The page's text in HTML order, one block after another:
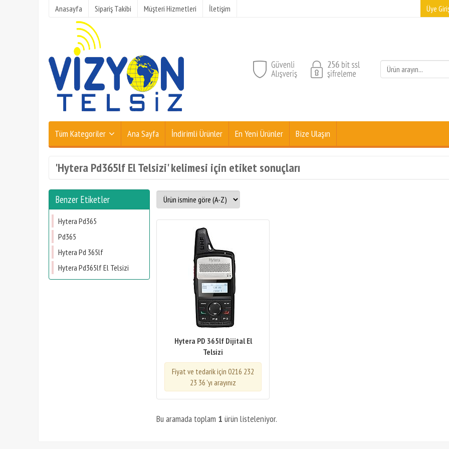
Anasayfa Sipariş Takibi Müşteri Hizmetleri İletişim Üye
Tüm Kategoriler Ana Sayfa İndirimli Ürünler En Yeni Ürünler Bize Ulaşın
'Hytera Pd365lf El Telsizi' kelimesi için etiket sonuçları
Benzer Etiketler
Hytera Pd365
Pd365
Hytera Pd 365lf
Hytera Pd365lf El Telsizi
Hytera PD 365lf Dijital El
Telsizi
Fiyat ve tedarik için 0216 232
23 36 'yı arayınız
Bu aramada toplam 1 ürün listeleniyor.